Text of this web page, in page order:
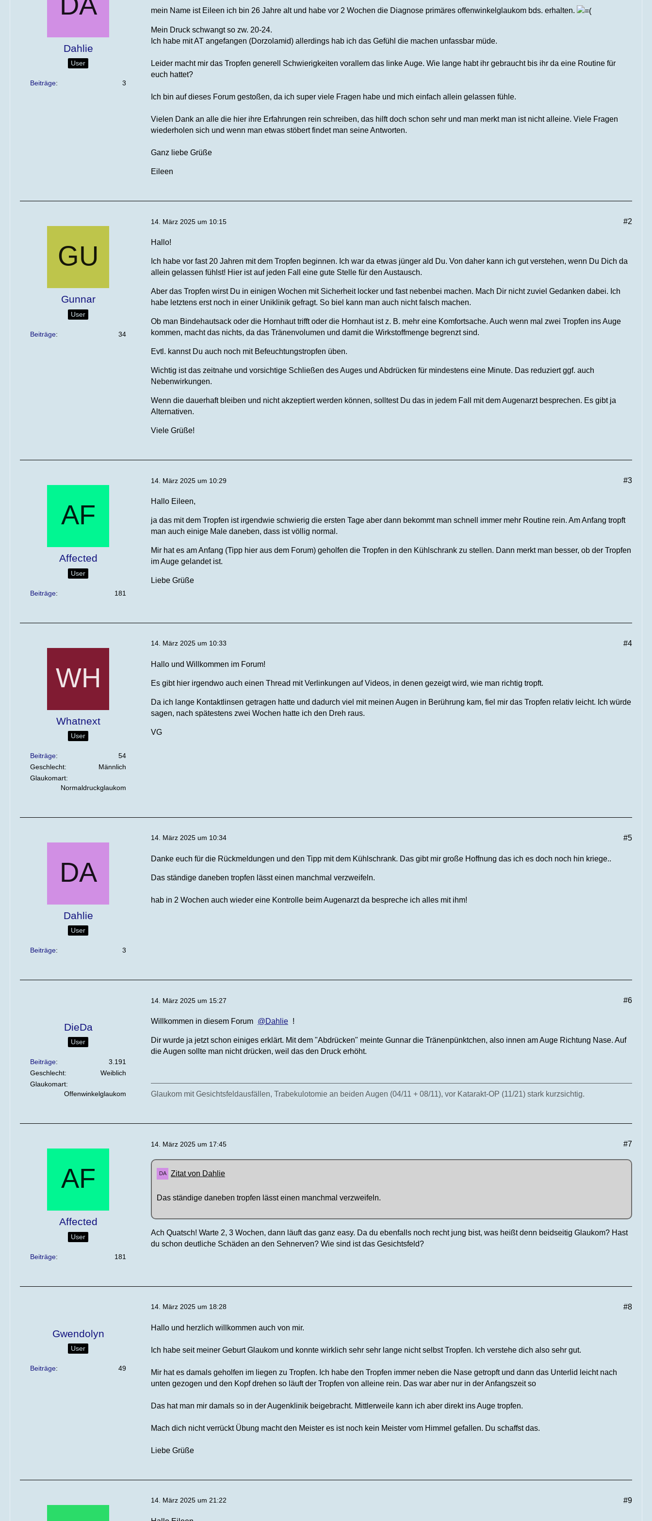
Dahlie
User
Beiträge 3
mein Name ist Eileen ich bin 26 Jahre alt und habe vor 2 Wochen die Diagnose primäres offenwinkelglaukom bds. erhalten.
Mein Druck schwangt so zw. 20-24.
Ich habe mit AT angefangen (Dorzolamid) allerdings hab ich das Gefühl die machen unfassbar müde.
Leider macht mir das Tropfen generell Schwierigkeiten vorallem das linke Auge. Wie lange habt ihr gebraucht bis ihr da eine Routine für
euch hattet?
Ich bin auf dieses Forum gestoßen, da ich super viele Fragen habe und mich einfach allein gelassen fühle.
Vielen Dank an alle die hier ihre Erfahrungen rein schreiben, das hilft doch schon sehr und man merkt man ist nicht alleine. Viele Fragen
wiederholen sich und wenn man etwas stöbert findet man seine Antworten.
Ganz liebe Grüße
Eileen
Gunnar
User
Beiträge 34
14. März 2025 um 10:15 #2
Hallo!
Ich habe vor fast 20 Jahren mit dem Tropfen beginnen. Ich war da etwas jünger ald Du. Von daher kann ich gut verstehen, wenn Du Dich da
allein gelassen fühlst! Hier ist auf jeden Fall eine gute Stelle für den Austausch.
Aber das Tropfen wirst Du in einigen Wochen mit Sicherheit locker und fast nebenbei machen. Mach Dir nicht zuviel Gedanken dabei. Ich
habe letztens erst noch in einer Uniklinik gefragt. So biel kann man auch nicht falsch machen.
Ob man Bindehautsack oder die Hornhaut trifft oder die Hornhaut ist z. B. mehr eine Komfortsache. Auch wenn mal zwei Tropfen ins Auge
kommen, macht das nichts, da das Tränenvolumen und damit die Wirkstoffmenge begrenzt sind.
Evtl. kannst Du auch noch mit Befeuchtungstropfen üben.
Wichtig ist das zeitnahe und vorsichtige Schließen des Auges und Abdrücken für mindestens eine Minute. Das reduziert ggf. auch
Nebenwirkungen.
Wenn die dauerhaft bleiben und nicht akzeptiert werden können, solltest Du das in jedem Fall mit dem Augenarzt besprechen. Es gibt ja
Alternativen.
Viele Grüße!
Affected
User
Beiträge 181
14. März 2025 um 10:29 #3
Hallo Eileen,
ja das mit dem Tropfen ist irgendwie schwierig die ersten Tage aber dann bekommt man schnell immer mehr Routine rein. Am Anfang tropft
man auch einige Male daneben, dass ist völlig normal.
Mir hat es am Anfang (Tipp hier aus dem Forum) geholfen die Tropfen in den Kühlschrank zu stellen. Dann merkt man besser, ob der Tropfen
im Auge gelandet ist.
Liebe Grüße
Whatnext
User
Beiträge
54
Geschlecht
Männlich
Glaukomart
Normaldruckglaukom
14. März 2025 um 10:33 #4
Hallo und Willkommen im Forum!
Es gibt hier irgendwo auch einen Thread mit Verlinkungen auf Videos, in denen gezeigt wird, wie man richtig tropft.
Da ich lange Kontaktlinsen getragen hatte und dadurch viel mit meinen Augen in Berührung kam, fiel mir das Tropfen relativ leicht. Ich würde
sagen, nach spätestens zwei Wochen hatte ich den Dreh raus.
VG
Dahlie
User
Beiträge 3
14. März 2025 um 10:34 #5
Danke euch für die Rückmeldungen und den Tipp mit dem Kühlschrank. Das gibt mir große Hoffnung das ich es doch noch hin kriege..
Das ständige daneben tropfen lässt einen manchmal verzweifeln.
hab in 2 Wochen auch wieder eine Kontrolle beim Augenarzt da bespreche ich alles mit ihm!
DieDa
User
Beiträge
3.191
Geschlecht
Weiblich
Glaukomart
Offenwinkelglaukom
14. März 2025 um 15:27 #6
Willkommen in diesem Forum Dahlie !
Dir wurde ja jetzt schon einiges erklärt. Mit dem "Abdrücken" meinte Gunnar die Tränenpünktchen, also innen am Auge Richtung Nase. Auf
die Augen sollte man nicht drücken, weil das den Druck erhöht.
Glaukom mit Gesichtsfeldausfällen, Trabekulotomie an beiden Augen (04/11 + 08/11), vor Katarakt-OP (11/21) stark kurzsichtig.
Affected
User
Beiträge 181
14. März 2025 um 17:45 #7
Zitat von Dahlie
Das ständige daneben tropfen lässt einen manchmal verzweifeln.
Ach Quatsch! Warte 2, 3 Wochen, dann läuft das ganz easy. Da du ebenfalls noch recht jung bist, was heißt denn beidseitig Glaukom? Hast
du schon deutliche Schäden an den Sehnerven? Wie sind ist das Gesichtsfeld?
Gwendolyn
User
Beiträge 49
14. März 2025 um 18:28 #8
Hallo und herzlich willkommen auch von mir.
Ich habe seit meiner Geburt Glaukom und konnte wirklich sehr sehr lange nicht selbst Tropfen. Ich verstehe dich also sehr gut.
Mir hat es damals geholfen im liegen zu Tropfen. Ich habe den Tropfen immer neben die Nase getropft und dann das Unterlid leicht nach
unten gezogen und den Kopf drehen so läuft der Tropfen von alleine rein. Das war aber nur in der Anfangszeit so
Das hat man mir damals so in der Augenklinik beigebracht. Mittlerweile kann ich aber direkt ins Auge tropfen.
Mach dich nicht verrückt Übung macht den Meister es ist noch kein Meister vom Himmel gefallen. Du schaffst das.
Liebe Grüße
14. März 2025 um 21:22 #9